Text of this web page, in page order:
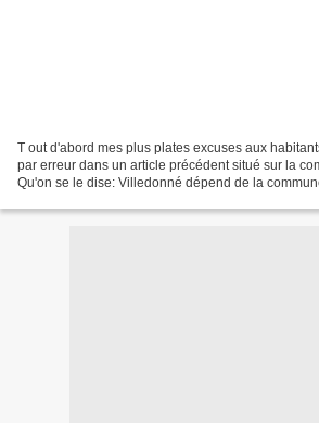
T out d'abord mes plus plates excuses aux
par erreur dans un article précédent situé sur la
Qu'on se le dise: Villedonné dépend de la